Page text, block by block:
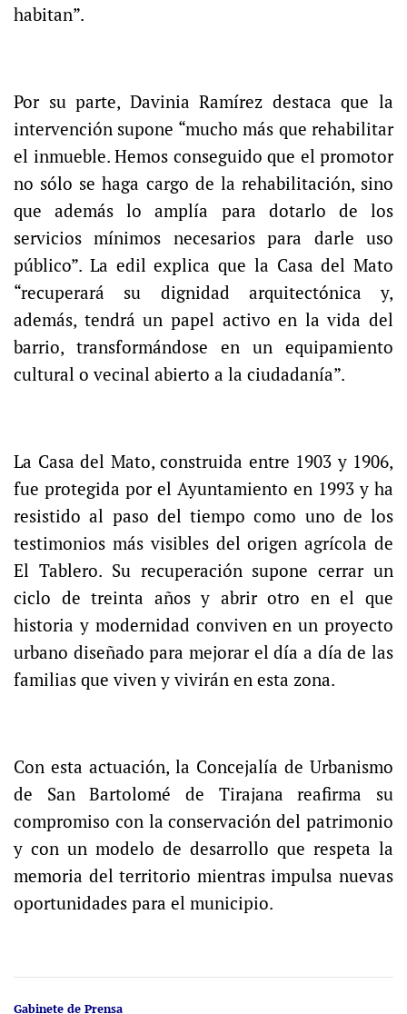
habitan”.
Por su parte, Davinia Ramírez destaca que la
intervención supone “mucho más que rehabilitar
el inmueble. Hemos conseguido que el promotor
no sólo se haga cargo de la rehabilitación, sino
que además lo amplía para dotarlo de los
servicios mínimos necesarios para darle uso
público”. La edil explica que la Casa del Mato
“recuperará su dignidad arquitectónica y,
además, tendrá un papel activo en la vida del
barrio, transformándose en un equipamiento
cultural o vecinal abierto a la ciudadanía”.
La Casa del Mato, construida entre 1903 y 1906,
fue protegida por el Ayuntamiento en 1993 y ha
resistido al paso del tiempo como uno de los
testimonios más visibles del origen agrícola de
El Tablero. Su recuperación supone cerrar un
ciclo de treinta años y abrir otro en el que
historia y modernidad conviven en un proyecto
urbano diseñado para mejorar el día a día de las
familias que viven y vivirán en esta zona.
Con esta actuación, la Concejalía de Urbanismo
de San Bartolomé de Tirajana reafirma su
compromiso con la conservación del patrimonio
y con un modelo de desarrollo que respeta la
memoria del territorio mientras impulsa nuevas
oportunidades para el municipio.
Gabinete de Prensa